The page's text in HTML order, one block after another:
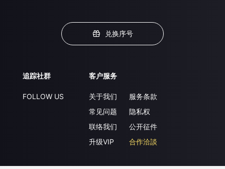
兑换序号
追踪社群
FOLLOW US
客户服务
关于我们
常见问题
联络我们
升级VIP
服务条款
隐私权
公开征件
合作洽談